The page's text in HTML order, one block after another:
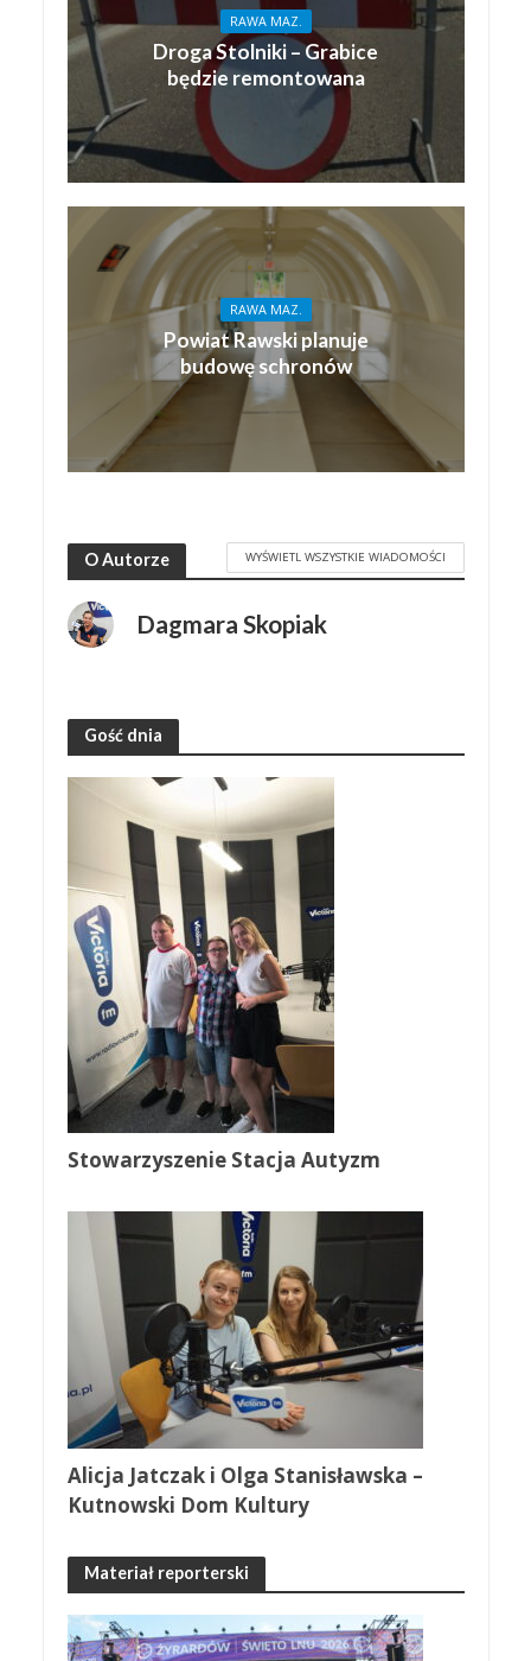
RAWA MAZ.
Droga Stolniki – Grabice
będzie remontowana
RAWA MAZ.
Powiat Rawski planuje
budowę schronów
O Autorze WYŚWIETL WSZYSTKIE WIADOMOŚCI
Dagmara Skopiak
Gość dnia
Stowarzyszenie Stacja Autyzm
Alicja Jatczak i Olga Stanisławska –
Kutnowski Dom Kultury
Materiał reporterski